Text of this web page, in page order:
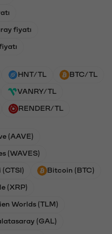
fiyatı
HNT/TL BTC/TL
VANRY/TL
RENDER/TL
(AAVE)
(WAVES)
Bitcoin (BTC)
(XRP)
Worlds (TLM)
(GAL)